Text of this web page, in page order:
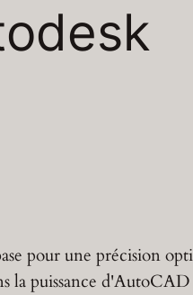
pour une précision
puissance d'AutoCAD